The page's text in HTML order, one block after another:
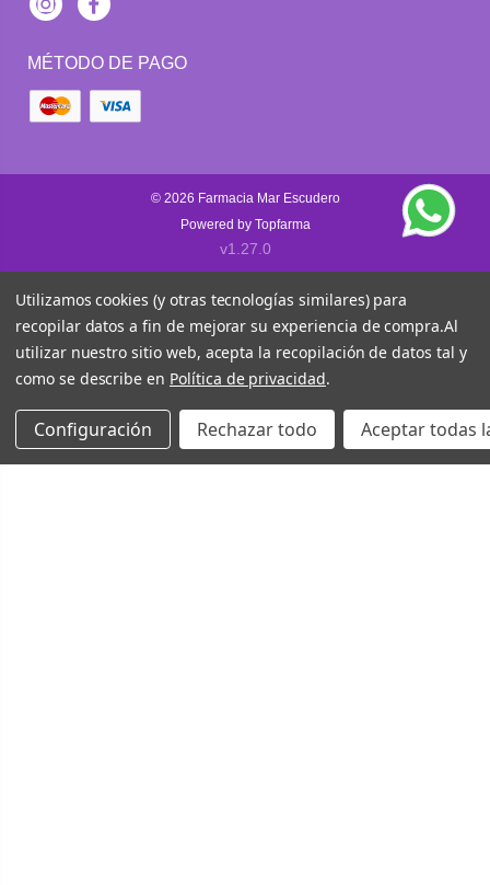
InstagramFacebook
MÉTODO DE PAGO
© 2026 Farmacia Mar Escudero
Powered by Topfarma
v1.27.0
Utilizamos cookies (y otras tecnologías similares) para
recopilar datos a fin de mejorar su experiencia de compra.Al
utilizar nuestro sitio web, acepta la recopilación de datos tal y
como se describe en Política de privacidad.
Configuración Rechazar todo Aceptar todas